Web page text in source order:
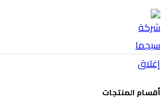
إغلاق
أقسام المنتجات